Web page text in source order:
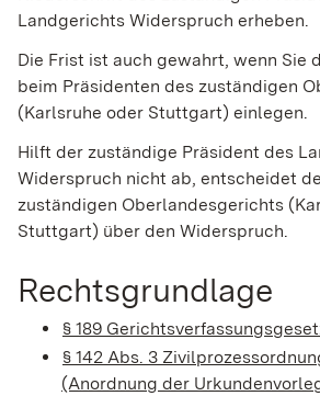
Landgerichts Widerspruch erheben.
Die Frist ist auch gewahrt, wenn Sie
beim Präsidenten des zuständigen
(Karlsruhe oder Stuttgart) einlegen.
Hilft der zuständige Präsident des
Widerspruch nicht ab, entscheidet
zuständigen Oberlandesgerichts
Stuttgart) über den Widerspruch.
Rechtsgrundlage
§ 189
§ 142 Abs. 3
(Anordnung der